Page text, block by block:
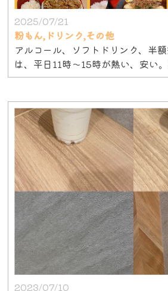
2025/07/21
粉もん,ドリンク,その他
アルコール、ソフトドリンク、半
は、平日11時〜15時が熱い、安い。
2023/07/10